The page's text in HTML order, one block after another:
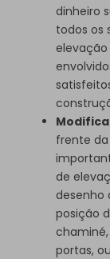
dinheiro
todos os
elevação
frente
de
desenho
posição
portas,